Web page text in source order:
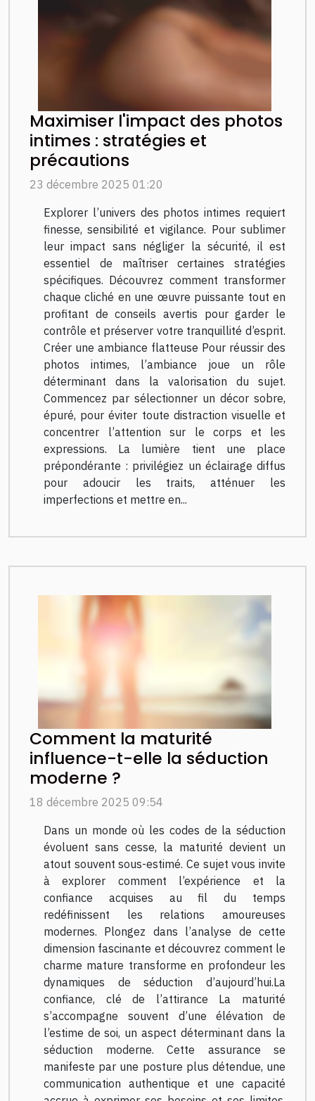
Maximiser l'impact des photos
intimes : stratégies et
précautions
23 décembre 2025 01:20
Explorer l’univers des photos intimes requiert
finesse, sensibilité et vigilance. Pour sublimer
leur impact sans négliger la sécurité, il est
essentiel de maîtriser certaines stratégies
spécifiques. Découvrez comment transformer
chaque cliché en une œuvre puissante tout en
profitant de conseils avertis pour garder le
contrôle et préserver votre tranquillité d’esprit.
Créer une ambiance flatteuse Pour réussir des
photos intimes, l’ambiance joue un rôle
déterminant dans la valorisation du sujet.
Commencez par sélectionner un décor sobre,
épuré, pour éviter toute distraction visuelle et
concentrer l’attention sur le corps et les
expressions. La lumière tient une place
prépondérante : privilégiez un éclairage diffus
pour adoucir les traits, atténuer les
imperfections et mettre en...
Comment la maturité
influence-t-elle la séduction
moderne ?
18 décembre 2025 09:54
Dans un monde où les codes de la séduction
évoluent sans cesse, la maturité devient un
atout souvent sous-estimé. Ce sujet vous invite
à explorer comment l’expérience et la
confiance acquises au fil du temps
redéfinissent les relations amoureuses
modernes. Plongez dans l’analyse de cette
dimension fascinante et découvrez comment le
charme mature transforme en profondeur les
dynamiques de séduction d’aujourd’hui.La
confiance, clé de l’attirance La maturité
s’accompagne souvent d’une élévation de
l’estime de soi, un aspect déterminant dans la
séduction moderne. Cette assurance se
manifeste par une posture plus détendue, une
communication authentique et une capacité